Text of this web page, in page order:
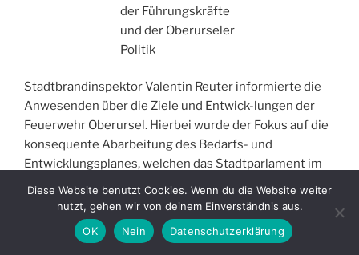
der Führungskräfte
und der Oberurseler
Politik
Stadtbrandinspektor Valentin Reuter informierte die
Anwesenden über die Ziele und Entwick-lungen der
Feuerwehr Oberursel. Hierbei wurde der Fokus auf die
konsequente Abarbeitung des Bedarfs- und
Entwicklungsplanes, welchen das Stadtparlament im
Jahr 2019 beschlossen hat, gelegt. Im Bereich der
Fahrzeugbeschaffung konnten in den vergangenen
Jahren einige Fahrzeuge ersatzbeschafft werden. Auch
auf besondere Gefahren, wie die Waldbrandsituation
Diese Website benutzt Cookies. Wenn du die Website weiter
nutzt, gehen wir von deinem Einverständnis aus.
OK
Nein Datenschutzerklärung